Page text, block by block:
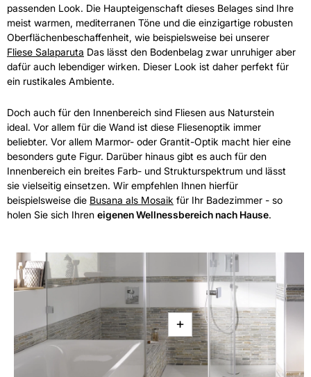
passenden Look. Die Haupteigenschaft dieses Belages sind Ihre
meist warmen, mediterranen Töne und die einzigartige robusten
Oberflächenbeschaffenheit, wie beispielsweise bei unserer
Fliese Salaparuta Das lässt den Bodenbelag zwar unruhiger aber
dafür auch lebendiger wirken. Dieser Look ist daher perfekt für
ein rustikales Ambiente.
Doch auch für den Innenbereich sind Fliesen aus Naturstein
ideal. Vor allem für die Wand ist diese Fliesenoptik immer
beliebter. Vor allem Marmor- oder Grantit-Optik macht hier eine
besonders gute Figur. Darüber hinaus gibt es auch für den
Innenbereich ein breites Farb- und Strukturspektrum und lässt
sie vielseitig einsetzen. Wir empfehlen Ihnen hierfür
beispielsweise die Busana als Mosaik für Ihr Badezimmer - so
holen Sie sich Ihren eigenen Wellnessbereich nach Hause.
+